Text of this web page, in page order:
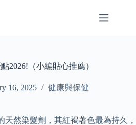
2026!（小編貼心推薦）
16, 2025 健康與保健
然染髮劑，其紅褐著色最為持久，